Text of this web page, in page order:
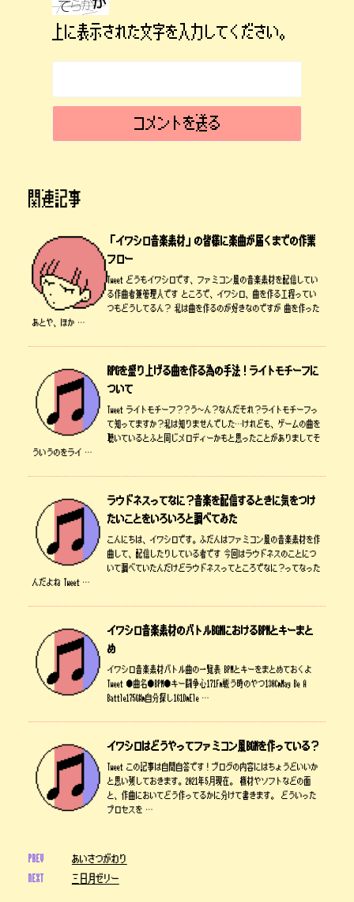
上に表示された文字を入力してください。
関連記事
「イワシロ音楽素材」の皆様に楽曲が届くまでの作業
フロー
Tweet どうもイワシロです、ファミコン風の音楽素材を配信してい
る作曲者兼管理人です ところで、イワシロ、曲を作る工程ってい
つもどうしてるん？ 私は曲を作るのが好きなのですが 曲を作った
あとや、ほか …
RPGを盛り上げる曲を作る為の手法！ライトモチーフに
ついて
Tweet ライトモチーフ？？う～ん？なんだそれ？ライトモチーフっ
て知ってますか？私は知りませんでした…けれども、ゲームの曲を
聴いているとふと同じメロディーかもと思ったことがありましてそ
ういうのをライ …
ラウドネスってなに？音楽を配信するときに気をつけ
たいことをいろいろと調べてみた
こんにちは、イワシロです。ふだんはファミコン風の音楽素材を作
曲して、配信したりしている者です 今回はラウドネスのことにつ
いて調べていたんだけどラウドネスってところでなに？ってなった
んだよね Tweet …
イワシロ音楽素材のバトルBGMにおけるBPMとキーまと
め
イワシロ音楽素材バトル曲の一覧表 BPMとキーをまとめておくよ
Tweet ●曲名●BPM●キー闘争心171Fm戦う時のやつ130CmMay Be A
Battle175G#m自分探し161DmEle …
イワシロはどうやってファミコン風BGMを作っている？
Tweet この記事は自問自答です！ブログの内容にはちょうどいいか
と思い残しておきます。2021年5月現在。 機材やソフトなどの面
と、作曲においてどう作ってるかに分けて書きます。 どういった
プロセスを …
PREV あいさつがわり
NEXT 三日月ゼリー